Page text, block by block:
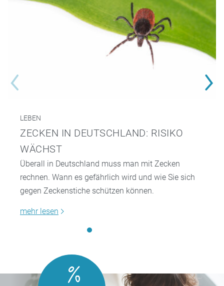
LEBEN
ZECKEN IN DEUTSCHLAND: RISIKO
WÄCHST
Überall in Deutschland muss man mit Zecken
rechnen. Wann es gefährlich wird und wie Sie sich
gegen Zeckenstiche schützen können.
mehr lesen